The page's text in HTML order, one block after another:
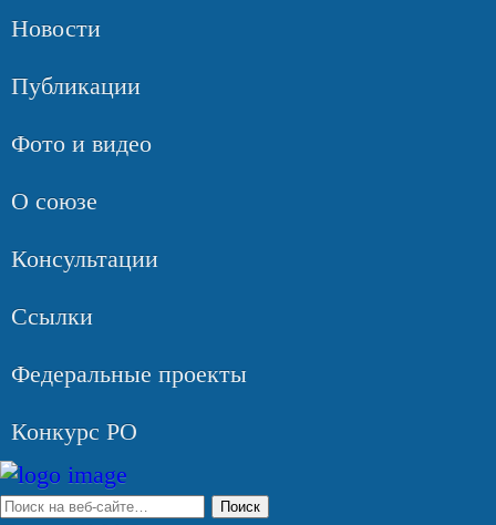
Новости
Публикации
Фото и видео
О союзе
Консультации
Ссылки
Федеральные проекты
Конкурс РО